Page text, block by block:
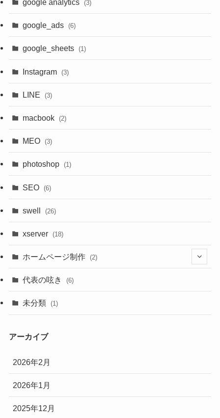
(1)
(1)
(1)
(1)
(1)
(1)
(3)
google analytics (3)
google_ads (6)
google_sheets (1)
Instagram (3)
LINE (3)
macbook (2)
MEO (3)
photoshop (1)
SEO (6)
swell (26)
xserver (18)
ホームページ制作 (2)
(2)
(2)
代表の呟き (6)
未分類 (1)
アーカイブ
2026年2月
2026年1月
2025年12月